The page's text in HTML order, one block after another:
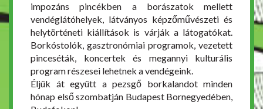
impozáns pincékben a borászatok mellett
vendéglátóhelyek, látványos képzőművészeti és
helytörténeti kiállítások is várják a látogatókat.
Borkóstolók, gasztronómiai programok, vezetett
pinceséták, koncertek és megannyi kulturális
program részesei lehetnek a vendégeink.
Éljük át együtt a pezsgő borkalandot minden
hónap első szombatján Budapest Bornegyedében,